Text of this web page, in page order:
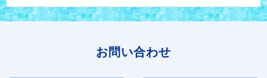
お問い合わせ